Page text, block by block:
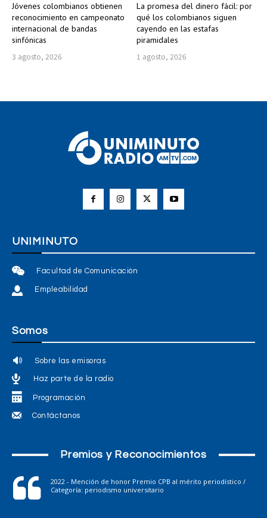
Jóvenes colombianos obtienen
reconocimiento en campeonato
internacional de bandas
sinfónicas
3 agosto, 2026
La promesa del dinero fácil: por
qué los colombianos siguen
cayendo en las estafas
piramidales
1 agosto, 2026
UNIMINUTO
Facultad de Comunicación
Empleabilidad
Somos
Sobre las emisoras
Haz parte de la radio
Programación
Contáctanos
Premios y Reconocimientos
2022 - Mención de honor Premio CPB al mérito periodístico /
Categoría: periodismo universitario